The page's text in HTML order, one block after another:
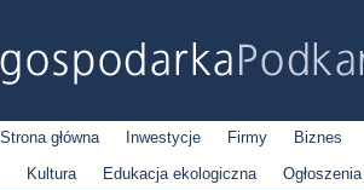
Strona główna Inwestycje Firmy Biznes
Kultura
Edukacja ekologiczna Ogłoszenia